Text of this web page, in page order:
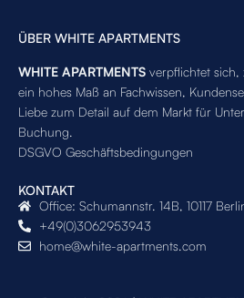
ÜBER WHITE APARTMENTS
WHITE APARTMENTS verpflichtet sich,
ein hohes Maß an Fachwissen,
Liebe zum Detail auf dem Markt für
Buchung.
DSGVO Geschäftsbedingungen
KONTAKT
Office: Schumannstr. 14B, 10117
+49(0)3062953943
home@white-apartments.com